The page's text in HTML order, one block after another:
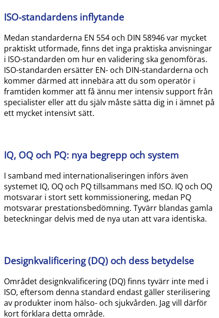
ISO-standardens inflytande
Medan standarderna EN 554 och DIN 58946 var mycket
praktiskt utformade, finns det inga praktiska anvisningar
i ISO-standarden om hur en validering ska genomföras.
ISO-standarden ersätter EN- och DIN-standarderna och
kommer därmed att innebära att du som operatör i
framtiden kommer att få ännu mer intensiv support från
specialister eller att du själv måste sätta dig in i ämnet på
ett mycket intensivt sätt.
IQ, OQ och PQ: nya begrepp och system
I samband med internationaliseringen införs även
systemet IQ, OQ och PQ tillsammans med ISO. IQ och OQ
motsvarar i stort sett kommissionering, medan PQ
motsvarar prestationsbedömning. Tyvärr blandas gamla
beteckningar delvis med de nya utan att vara identiska.
Designkvalificering (DQ) och dess betydelse
Området designkvalificering (DQ) finns tyvärr inte med i
ISO, eftersom denna standard endast gäller sterilisering
av produkter inom hälso- och sjukvården. Jag vill därför
kort förklara detta område.